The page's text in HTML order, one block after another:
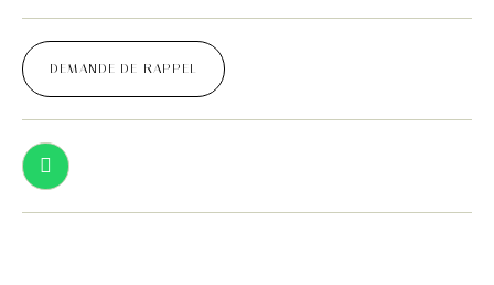
DEMANDE DE RAPPEL